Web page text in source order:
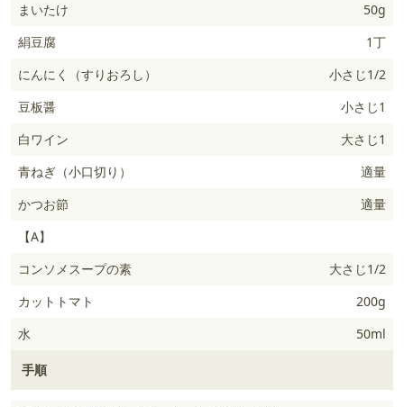
まいたけ
50g
絹豆腐
1丁
にんにく（すりおろし）
小さじ1/2
豆板醤
小さじ1
白ワイン
大さじ1
青ねぎ（小口切り）
適量
かつお節
適量
【A】
コンソメスープの素
大さじ1/2
カットトマト
200g
水
50ml
手順